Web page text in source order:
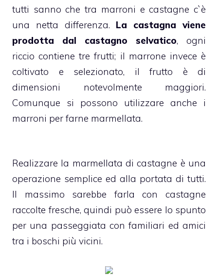
tutti sanno che tra marroni e castagne c`è
una netta differenza. La castagna viene
prodotta dal castagno selvatico, ogni
riccio contiene tre frutti; il marrone invece è
coltivato e selezionato, il frutto è di
dimensioni notevolmente maggiori.
Comunque si possono utilizzare anche i
marroni per farne marmellata.
Realizzare la marmellata di castagne è una
operazione semplice ed alla portata di tutti.
Il massimo sarebbe farla con castagne
raccolte fresche, quindi può essere lo spunto
per una passeggiata con familiari ed amici
tra i boschi più vicini.